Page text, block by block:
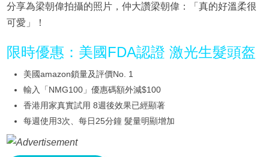
分享為梁朝偉拍攝的照片，仲大讚梁朝偉：「真的好溫柔很
可愛」！
限時優惠：美國FDA認證 激光生髮頭盔
美國amazon鎖量及評價No. 1
輸入「NMG100」優惠碼額外減$100
香港用家真實試用 8週後效果已經顯著
每週使用3次、每日25分鐘 髮量明顯增加